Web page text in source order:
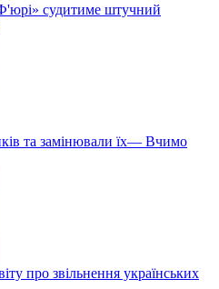
судитиме штучний
та замінювали їх— Вчимо
про звільнення українських